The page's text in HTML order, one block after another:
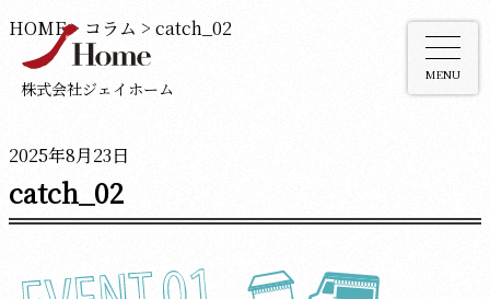
株式会社ジェイホーム
MENU
HOME> コラム > catch_02
2025年8月23日
catch_02